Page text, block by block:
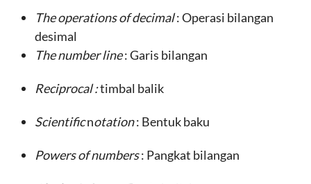
The operations of decimal: Operasi bilangan
desimal
The number line: Garis bilangan
Reciprocal :timbal balik
Scientificnotation: Bentuk baku
Powers of numbers: Pangkat bilangan